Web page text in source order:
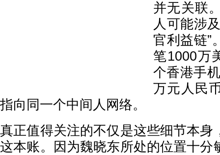
并无关联
人可能涉
官利益链”
笔1000万
个香港手
万元人民
指向同一个中间人网络。
真正值得关注的不仅是这些细节本身
这本账。因为魏晓东所处的位置十分